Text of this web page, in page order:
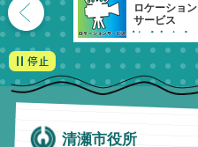
ロケーション
サービス
清瀬市役所